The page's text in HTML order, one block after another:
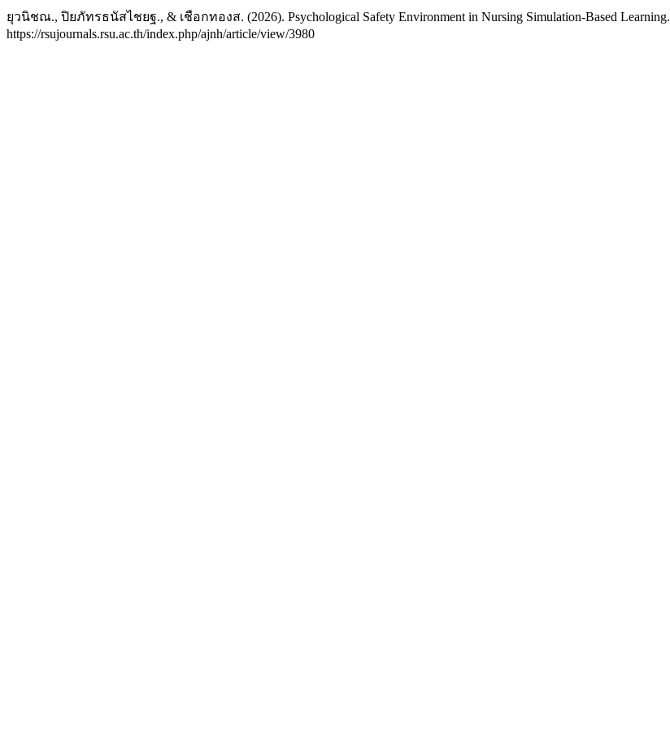
ยุวนิชณ., ปิยภัทรธนัสไชยฐ., & เชือกทองส. (2026). Psychological Safety Environment in Nursing Simulation-Based Learning.
https://rsujournals.rsu.ac.th/index.php/ajnh/article/view/3980